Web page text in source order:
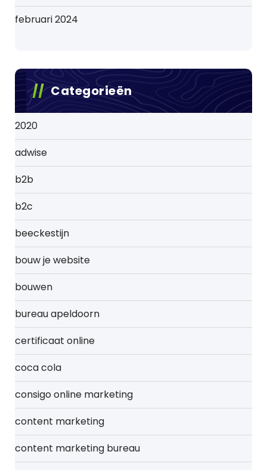
februari 2024
Categorieën
2020
adwise
b2b
b2c
beeckestijn
bouw je website
bouwen
bureau apeldoorn
certificaat online
coca cola
consigo online marketing
content marketing
content marketing bureau